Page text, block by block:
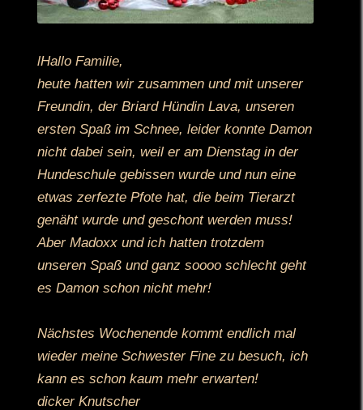
lHallo Familie,
heute hatten wir zusammen und mit unserer
Freundin, der Briard Hündin Lava, unseren
ersten Spaß im Schnee, leider konnte Damon
nicht dabei sein, weil er am Dienstag in der
Hundeschule gebissen wurde und nun eine
etwas zerfezte Pfote hat, die beim Tierarzt
genäht wurde und geschont werden muss!
Aber Madoxx und ich hatten trotzdem
unseren Spaß und ganz soooo schlecht geht
es Damon schon nicht mehr!
Nächstes Wochenende kommt endlich mal
wieder meine Schwester Fine zu besuch, ich
kann es schon kaum mehr erwarten!
dicker Knutscher